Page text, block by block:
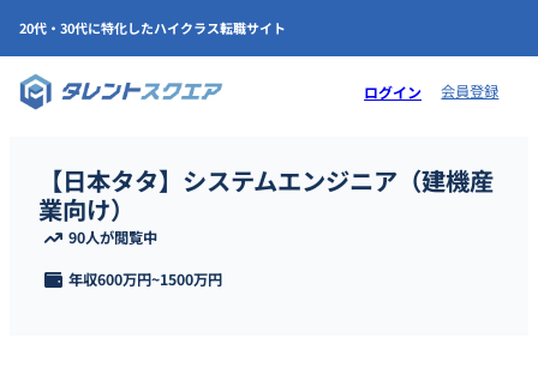
20代・30代に特化したハイクラス転職サイト
ログイン 会員登録
【日本タタ】システムエンジニア（建機産
業向け）
90人が閲覧中
年収600万円~1500万円